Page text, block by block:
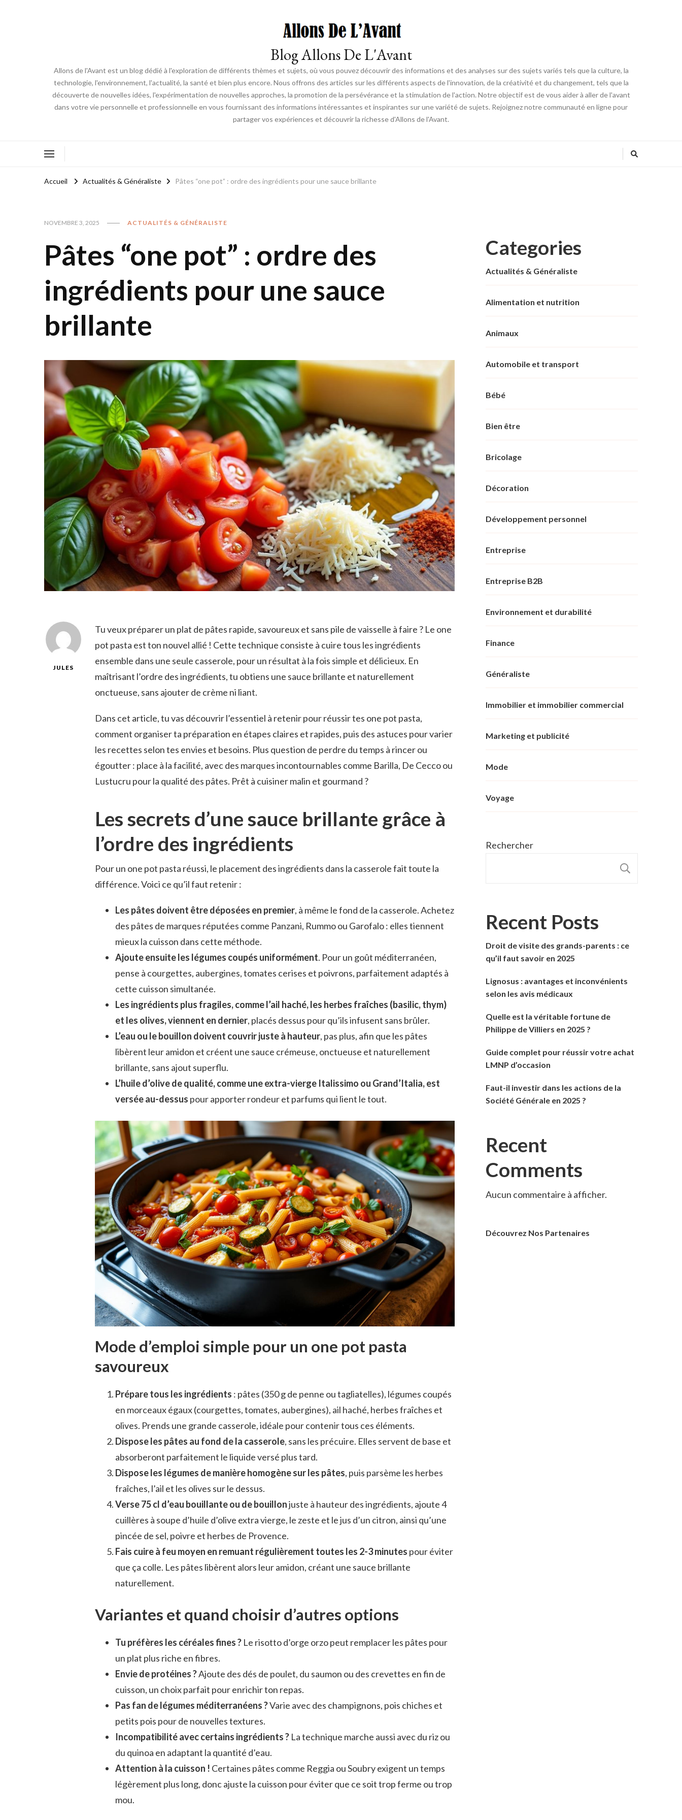
Blog Allons De L'Avant
Allons de l'Avant est un blog dédié à l'exploration de différents thèmes et sujets, où vous pouvez découvrir des informations et des analyses sur des sujets variés tels que la culture, la
technologie, l'environnement, l'actualité, la santé et bien plus encore. Nous offrons des articles sur les différents aspects de l'innovation, de la créativité et du changement, tels que la
découverte de nouvelles idées, l'expérimentation de nouvelles approches, la promotion de la persévérance et la stimulation de l'action. Notre objectif est de vous aider à aller de l'avant
dans votre vie personnelle et professionnelle en vous fournissant des informations intéressantes et inspirantes sur une variété de sujets. Rejoignez notre communauté en ligne pour
partager vos expériences et découvrir la richesse d'Allons de l'Avant.
Accueil Actualités & Généraliste Pâtes “one pot” : ordre des ingrédients pour une sauce brillante
NOVEMBRE 3, 2025 ACTUALITÉS & GÉNÉRALISTE
Pâtes “one pot” : ordre des
ingrédients pour une sauce
brillante
JULES
Tu veux préparer un plat de pâtes rapide, savoureux et sans pile de vaisselle à faire ? Le one
pot pasta est ton nouvel allié ! Cette technique consiste à cuire tous les ingrédients
ensemble dans une seule casserole, pour un résultat à la fois simple et délicieux. En
maîtrisant l’ordre des ingrédients, tu obtiens une sauce brillante et naturellement
onctueuse, sans ajouter de crème ni liant.
Dans cet article, tu vas découvrir l’essentiel à retenir pour réussir tes one pot pasta,
comment organiser ta préparation en étapes claires et rapides, puis des astuces pour varier
les recettes selon tes envies et besoins. Plus question de perdre du temps à rincer ou
égoutter : place à la facilité, avec des marques incontournables comme Barilla, De Cecco ou
Lustucru pour la qualité des pâtes. Prêt à cuisiner malin et gourmand ?
Les secrets d’une sauce brillante grâce à
l’ordre des ingrédients
Pour un one pot pasta réussi, le placement des ingrédients dans la casserole fait toute la
différence. Voici ce qu’il faut retenir :
Les pâtes doivent être déposées en premier, à même le fond de la casserole. Achetez
des pâtes de marques réputées comme Panzani, Rummo ou Garofalo : elles tiennent
mieux la cuisson dans cette méthode.
Ajoute ensuite les légumes coupés uniformément. Pour un goût méditerranéen,
pense à courgettes, aubergines, tomates cerises et poivrons, parfaitement adaptés à
cette cuisson simultanée.
Les ingrédients plus fragiles, comme l’ail haché, les herbes fraîches (basilic, thym)
et les olives, viennent en dernier, placés dessus pour qu’ils infusent sans brûler.
L’eau ou le bouillon doivent couvrir juste à hauteur, pas plus, afin que les pâtes
libèrent leur amidon et créent une sauce crémeuse, onctueuse et naturellement
brillante, sans ajout superflu.
L’huile d’olive de qualité, comme une extra-vierge Italissimo ou Grand’Italia, est
versée au-dessus pour apporter rondeur et parfums qui lient le tout.
Mode d’emploi simple pour un one pot pasta
savoureux
Prépare tous les ingrédients : pâtes (350 g de penne ou tagliatelles), légumes coupés
en morceaux égaux (courgettes, tomates, aubergines), ail haché, herbes fraîches et
olives. Prends une grande casserole, idéale pour contenir tous ces éléments.
Dispose les pâtes au fond de la casserole, sans les précuire. Elles servent de base et
absorberont parfaitement le liquide versé plus tard.
Dispose les légumes de manière homogène sur les pâtes, puis parsème les herbes
fraîches, l’ail et les olives sur le dessus.
Verse 75 cl d’eau bouillante ou de bouillonjuste à hauteur des ingrédients, ajoute 4
cuillères à soupe d’huile d’olive extra vierge, le zeste et le jus d’un citron, ainsi qu’une
pincée de sel, poivre et herbes de Provence.
Fais cuire à feu moyen en remuant régulièrement toutes les 2-3 minutes pour éviter
que ça colle. Les pâtes libèrent alors leur amidon, créant une sauce brillante
naturellement.
Variantes et quand choisir d’autres options
Tu préfères les céréales fines ? Le risotto d’orge orzo peut remplacer les pâtes pour
un plat plus riche en fibres.
Envie de protéines ?Ajoute des dés de poulet, du saumon ou des crevettes en fin de
cuisson, un choix parfait pour enrichir ton repas.
Pas fan de légumes méditerranéens ?Varie avec des champignons, pois chiches et
petits pois pour de nouvelles textures.
Incompatibilité avec certains ingrédients ? La technique marche aussi avec du riz ou
du quinoa en adaptant la quantité d’eau.
Attention à la cuisson ! Certaines pâtes comme Reggia ou Soubry exigent un temps
légèrement plus long, donc ajuste la cuisson pour éviter que ce soit trop ferme ou trop
mou.
Categories
Actualités & Généraliste
Alimentation et nutrition
Animaux
Automobile et transport
Bébé
Bien être
Bricolage
Décoration
Développement personnel
Entreprise
Entreprise B2B
Environnement et durabilité
Finance
Généraliste
Immobilier et immobilier commercial
Marketing et publicité
Mode
Voyage
Rechercher
Recent Posts
Droit de visite des grands-parents : ce
qu’il faut savoir en 2025
Lignosus : avantages et inconvénients
selon les avis médicaux
Quelle est la véritable fortune de
Philippe de Villiers en 2025 ?
Guide complet pour réussir votre achat
LMNP d’occasion
Faut-il investir dans les actions de la
Société Générale en 2025 ?
Recent
Comments
Aucun commentaire à afficher.
Découvrez Nos Partenaires